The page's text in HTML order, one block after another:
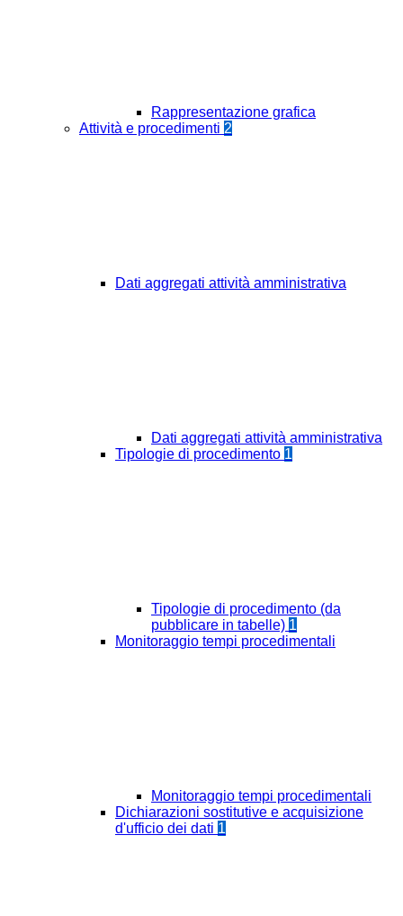
Rappresentazione grafica
Attività e procedimenti 2
Dati aggregati attività amministrativa
Dati aggregati attività amministrativa
Tipologie di procedimento 1
Tipologie di procedimento (da
pubblicare in tabelle) 1
Monitoraggio tempi procedimentali
Monitoraggio tempi procedimentali
Dichiarazioni sostitutive e acquisizione
d'ufficio dei dati 1